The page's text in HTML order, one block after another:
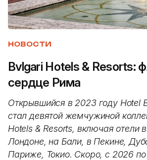
НОВОСТИ
Bvlgari Hotels & Resorts:
сердце Рима
Открывшийся в 2023 году Hotel
стал девятой жемчужиной
Hotels & Resorts, включая отели
Лондоне, на Бали, в Пекине,
Париже, Токио. Скоро, с 2026 по